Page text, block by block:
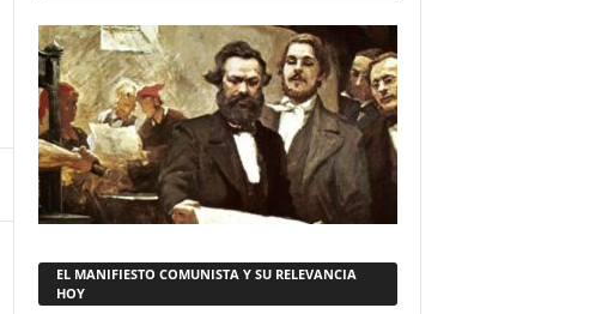
EL MANIFIESTO COMUNISTA Y SU RELEVANCIA
HOY